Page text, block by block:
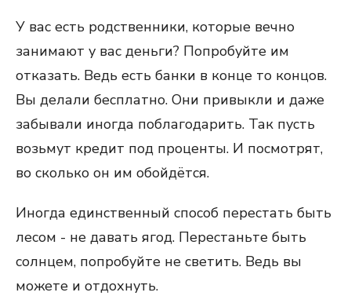
У вас есть родственники, которые вечно
занимают у вас деньги? Попробуйте им
отказать. Ведь есть банки в конце то концов.
Вы делали бесплатно. Они привыкли и даже
забывали иногда поблагодарить. Так пусть
возьмут кредит под проценты. И посмотрят,
во сколько он им обойдётся.
Иногда единственный способ перестать быть
лесом - не давать ягод. Перестаньте быть
солнцем, попробуйте не светить. Ведь вы
можете и отдохнуть.